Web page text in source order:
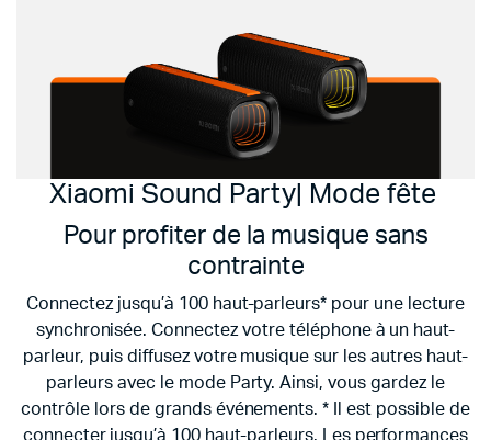
Xiaomi Sound Party| Mode fête
Pour profiter de la musique sans
contrainte
Connectez jusqu’à 100 haut-parleurs* pour une lecture
synchronisée.Connectez votre téléphone à un haut-
parleur, puis diffusez votre musique sur les autres haut-
parleurs avec le mode Party.Ainsi, vous gardez le
contrôle lors de grands événements.* Il est possible de
connecter jusqu’à 100 haut-parleurs. Les performances